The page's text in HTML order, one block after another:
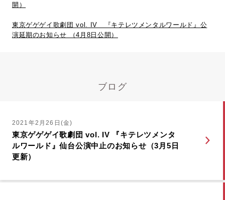
開）
東京ゲゲゲイ歌劇団 vol. IV 『キテレツメンタルワールド』公
演延期のお知らせ （4月8日公開）
ブログ
2021年2月26日(金)
東京ゲゲゲイ歌劇団 vol. IV 『キテレツメンタ
ルワールド』仙台公演中止のお知らせ（3月5日
更新）